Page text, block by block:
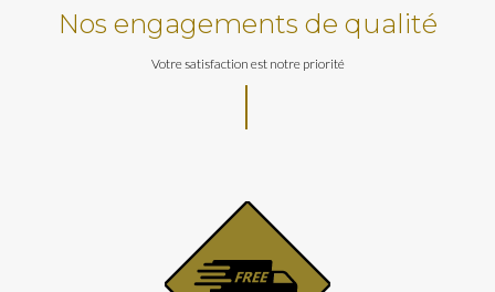
Nos engagements de qualité
Votre satisfaction est notre priorité